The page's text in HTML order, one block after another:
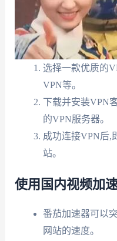
选择一款优质的
VPN等。
下载并安装VPN
的VPN服务器。
成功连接VPN后,
站。
使用国内视频加
番茄加速器可以
网站的速度。